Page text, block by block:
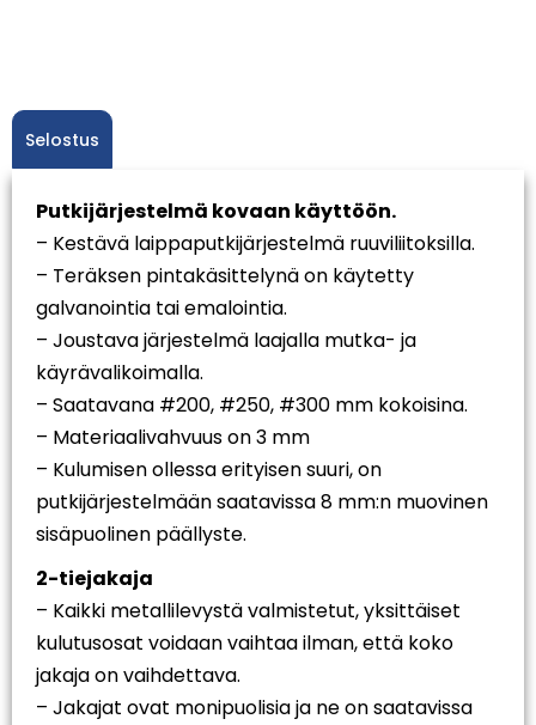
Selostus
Putkijärjestelmä kovaan käyttöön.
– Kestävä laippaputkijärjestelmä ruuviliitoksilla.
– Teräksen pintakäsittelynä on käytetty
galvanointia tai emalointia.
– Joustava järjestelmä laajalla mutka- ja
käyrävalikoimalla.
– Saatavana #200, #250, #300 mm kokoisina.
– Materiaalivahvuus on 3 mm
– Kulumisen ollessa erityisen suuri, on
putkijärjestelmään saatavissa 8 mm:n muovinen
sisäpuolinen päällyste.
2-tiejakaja
– Kaikki metallilevystä valmistetut, yksittäiset
kulutusosat voidaan vaihtaa ilman, että koko
jakaja on vaihdettava.
– Jakajat ovat monipuolisia ja ne on saatavissa